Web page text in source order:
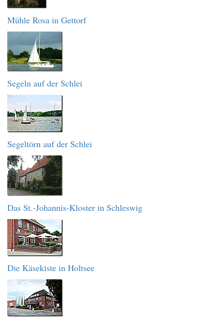
Mühle Rosa in Gettorf
Segeln auf der Schlei
Segeltörn auf der Schlei
Das St.-Johannis-Kloster in Schleswig
Die Käsekiste in Holtsee